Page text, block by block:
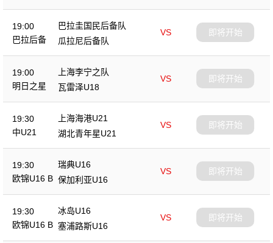
19:00
巴拉后备
巴拉圭国民后备队
VS
瓜拉尼后备队
即将开始
19:00
明日之星
上海李宁之队
VS
瓦雷泽U18
即将开始
19:30
中U21
上海海港U21
VS
湖北青年星U21
即将开始
19:30
欧锦U16 B
瑞典U16
VS
保加利亚U16
即将开始
19:30
欧锦U16 B
冰岛U16
VS
塞浦路斯U16
即将开始